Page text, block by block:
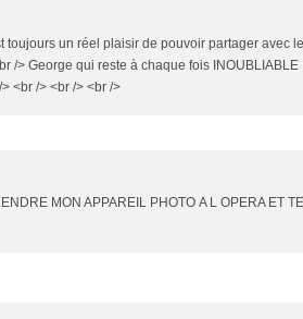
toujours un réel plaisir de pouvoir partager avec
/> George qui reste à chaque fois
<br /> <br /> <br />
MON APPAREIL PHOTO A L OPERA ET